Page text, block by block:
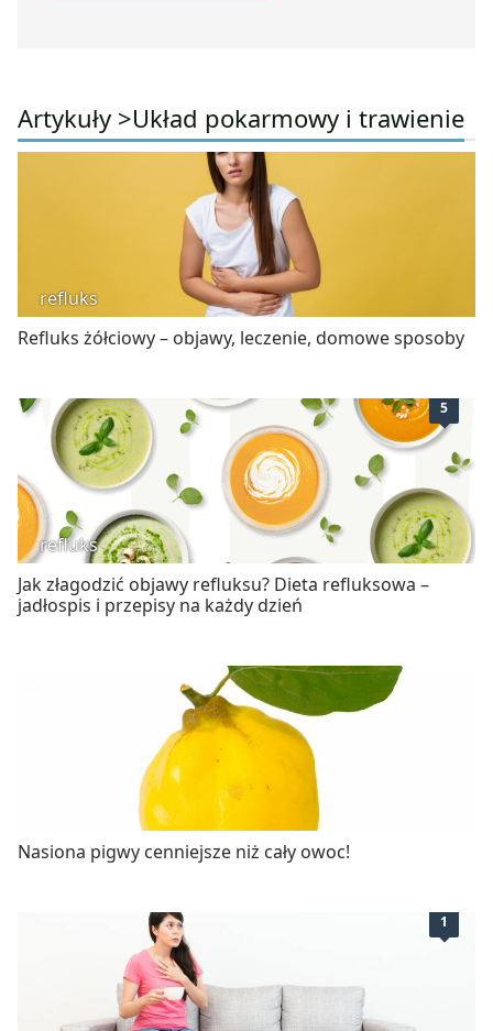
Artykuły >Układ pokarmowy i trawienie
refluks
Refluks żółciowy – objawy, leczenie, domowe sposoby
5
refluks
Jak złagodzić objawy refluksu? Dieta refluksowa –
jadłospis i przepisy na każdy dzień
Nasiona pigwy cenniejsze niż cały owoc!
1